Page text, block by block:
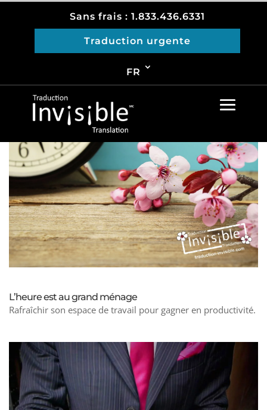
Sans frais : 1.833.436.6331
Traduction urgente
FR
Accueil»Blogue
L’heure est au grand ménage
Rafraîchir son espace de travail pour gagner en productivité.